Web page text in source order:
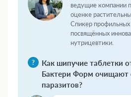
ведущие компании
оценке
Спикер профильных
посвящённых
нутрицевтики.
Как шипучие таблетки
Бактери Форм очищают
паразитов?